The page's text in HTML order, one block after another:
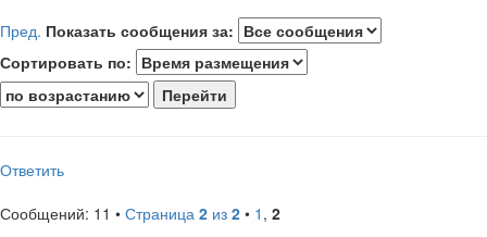
Пред. Показать сообщения за:
Сортировать по:
Ответить
Сообщений: 11 • Страница 2 из 2 • 1 , 2